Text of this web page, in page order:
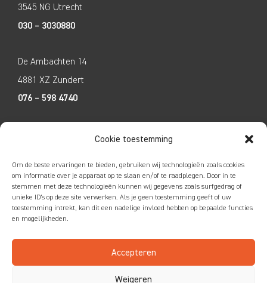
Cookie toestemming
Om de beste ervaringen te bieden, gebruiken wij technologieën zoals cookies
om informatie over je apparaat op te slaan en/of te raadplegen. Door in te
stemmen met deze technologieën kunnen wij gegevens zoals surfgedrag of
unieke ID's op deze site verwerken. Als je geen toestemming geeft of uw
toestemming intrekt, kan dit een nadelige invloed hebben op bepaalde functies
en mogelijkheden.
Accepteren
Weigeren
3545 NG Utrecht
030 – 3030880
De Ambachten 14
4881 XZ Zundert
076 – 598 4740
6365 ET Schinnen
046 – 4752585
Disclaimer